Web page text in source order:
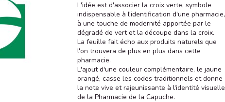
L'idée est d'associer la croix verte, symbole
indispensable à l'identification d'une pharmacie,
à une touche de modernité apportée par le
dégradé de vert et la découpe dans la croix.
La feuille fait écho aux produits naturels que
l'on trouvera de plus en plus dans cette
pharmacie.
L'ajout d'une couleur complémentaire, le jaune
orangé, casse les codes traditionnels et donne
la note vive et rajeunissante à l'identité visuelle
de la Pharmacie de la Capuche.